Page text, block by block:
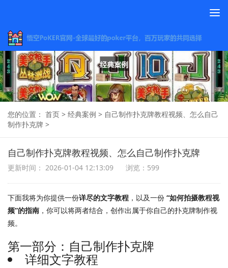
您的位置： 首页 > 经典案例 > 自己制作扑克牌教程视频、怎么自己
制作扑克牌 >
自己制作扑克牌教程视频、怎么自己制作扑克牌
更新时间： 2026-01-04 12:13:09 浏览：599
下面我将为你提供一份详尽的文字教程 ，以及一份 “如何拍摄教程视
频”的指南 ，你可以将两者结合，创作出属于你自己的扑克牌制作视
频。
第一部分：自己制作扑克牌
详细文字教程